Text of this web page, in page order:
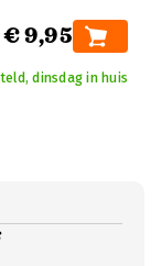
€ 9,95
dinsdag in huis